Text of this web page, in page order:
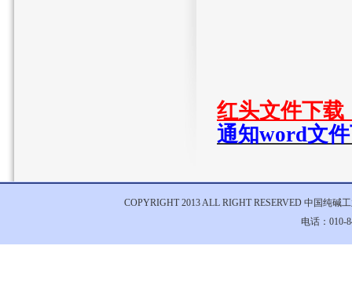
红头文件下载
通知word文
COPYRIGHT 2013 ALL RIGHT RESERVED 中国纯碱
电话：010-